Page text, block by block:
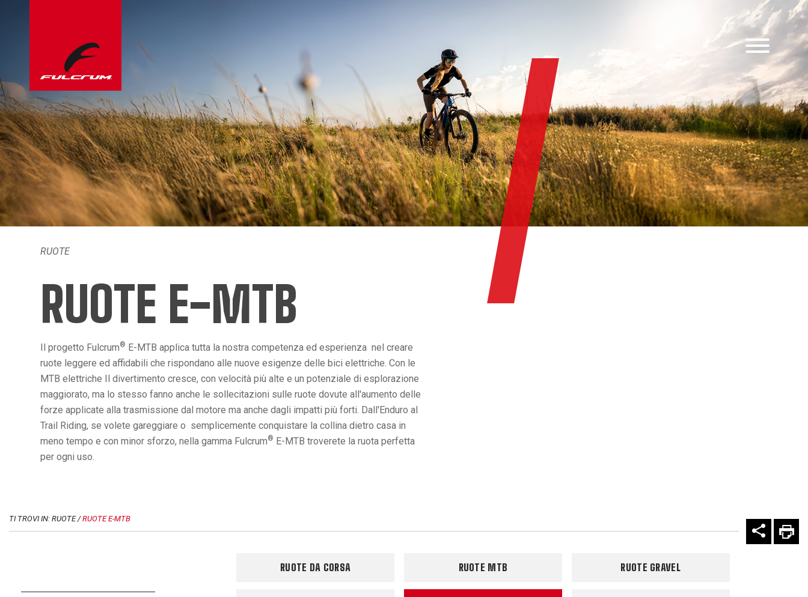
RUOTE
RUOTE E-MTB
Il progetto Fulcrum® E-MTB applica tutta la nostra competenza ed esperienza nel creare
ruote leggere ed affidabili che rispondano alle nuove esigenze delle bici elettriche. Con le
MTB elettriche Il divertimento cresce, con velocità più alte e un potenziale di esplorazione
maggiorato, ma lo stesso fanno anche le sollecitazioni sulle ruote dovute all'aumento delle
forze applicate alla trasmissione dal motore ma anche dagli impatti più forti. Dall'Enduro al
Trail Riding, se volete gareggiare o semplicemente conquistare la collina dietro casa in
meno tempo e con minor sforzo, nella gamma Fulcrum® E-MTB troverete la ruota perfetta
per ogni uso.
TI TROVI IN: RUOTE /RUOTE E-MTB
RUOTE DA CORSA RUOTE MTB RUOTE GRAVEL